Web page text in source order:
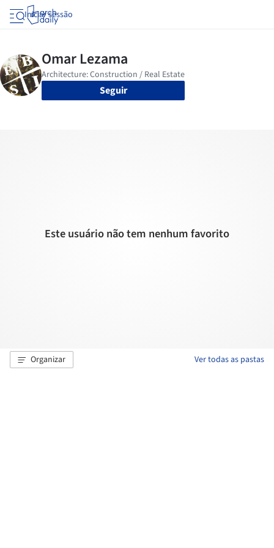
Iniciar sessão
Seguir
Este usuário não tem nenhum favorito
Organizar Ver todas as pastas